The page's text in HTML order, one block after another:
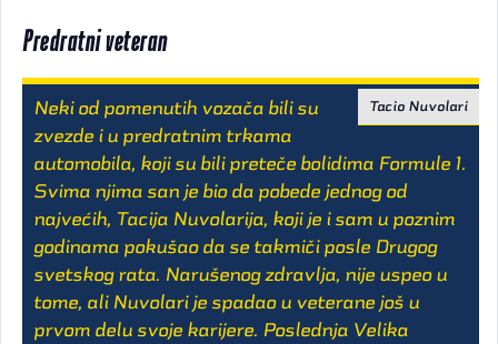
Predratni veteran
Tacio Nuvolari
Neki od pomenutih vozača bili su
zvezde i u predratnim trkama
automobila, koji su bili preteče bolidima Formule 1.
Svima njima san je bio da pobede jednog od
najvećih, Tacija Nuvolarija, koji je i sam u poznim
godinama pokušao da se takmiči posle Drugog
svetskog rata. Narušenog zdravlja, nije uspeo u
tome, ali Nuvolari je spadao u veterane još u
prvom delu svoje karijere. Poslednja Velika